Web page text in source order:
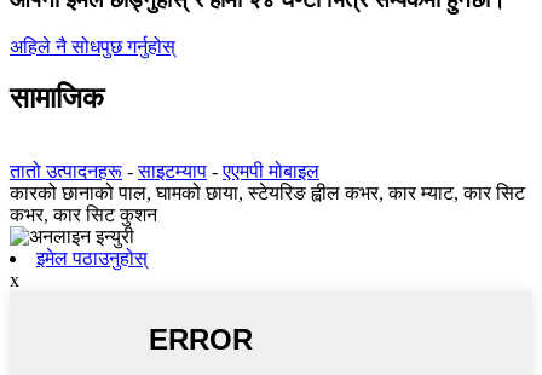
अहिले नै सोधपुछ गर्नुहोस्
सामाजिक
तातो उत्पादनहरू -साइटम्याप -एएमपी मोबाइल
कारको छानाको पाल, घामको छाया, स्टेयरिङ ह्वील कभर, कार म्याट, कार सिट
कभर, कार सिट कुशन
इमेल पठाउनुहोस्
x